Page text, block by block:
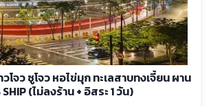
โจว ซูโจว หอไข่มุก ทะเลสาบทงเจี้ยน ผาน
(ไม่ลงร้าน + อิสระ 1 วัน)